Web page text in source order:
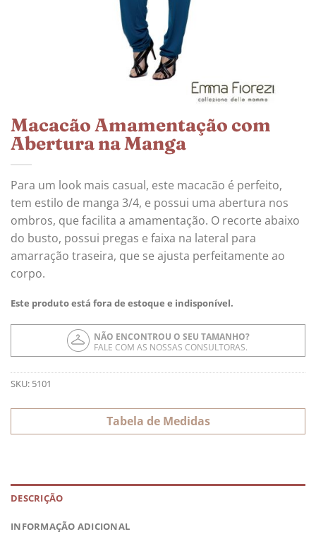
Macacão Amamentação com
Abertura na Manga
Para um look mais casual, este macacão é perfeito,
tem estilo de manga 3/4, e possui uma abertura nos
ombros, que facilita a amamentação. O recorte abaixo
do busto, possui pregas e faixa na lateral para
amarração traseira, que se ajusta perfeitamente ao
corpo.
Este produto está fora de estoque e indisponível.
NÃO ENCONTROU O SEU TAMANHO?
FALE COM AS NOSSAS CONSULTORAS.
SKU: 5101
Tabela de Medidas
DESCRIÇÃO
INFORMAÇÃO ADICIONAL